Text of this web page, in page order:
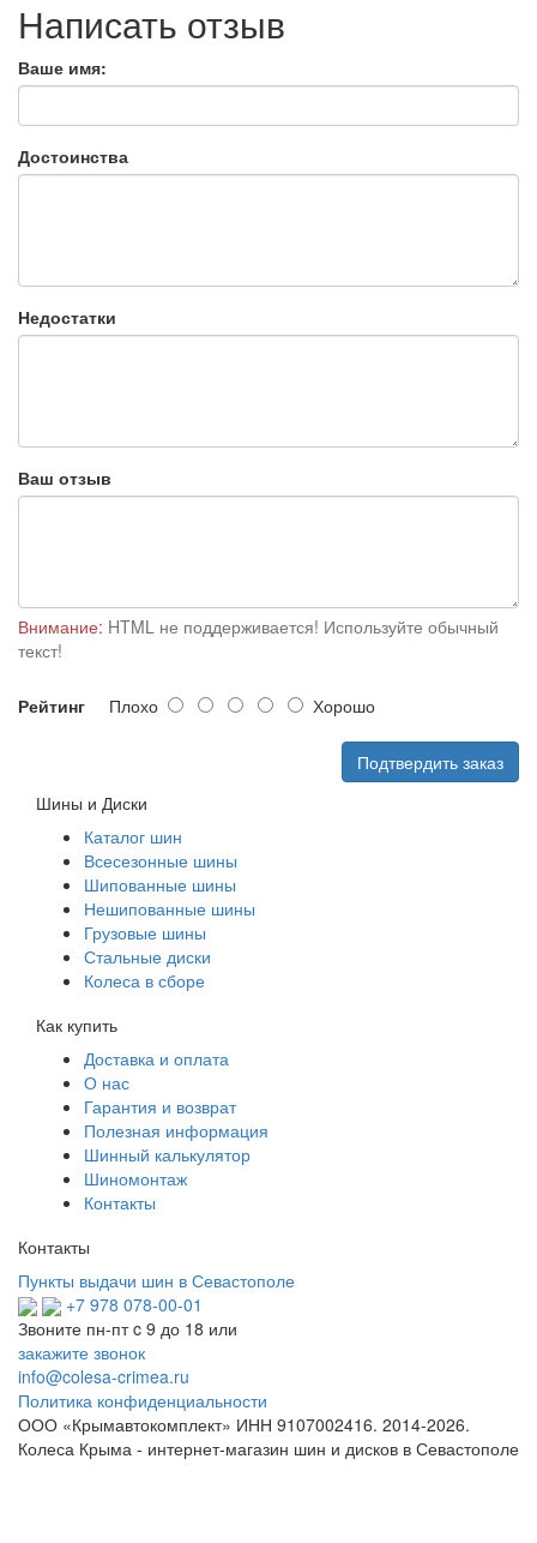
Написать отзыв
Ваше имя:
Достоинства
Недостатки
Ваш отзыв
Внимание: HTML не поддерживается! Используйте обычный
текст!
Рейтинг Плохо Хорошо
Подтвердить заказ
Шины и Диски
Каталог шин
Всесезонные шины
Шипованные шины
Нешипованные шины
Грузовые шины
Стальные диски
Колеса в сборе
Как купить
Доставка и оплата
О нас
Гарантия и возврат
Полезная информация
Шинный калькулятор
Шиномонтаж
Контакты
Контакты
Пункты выдачи шин в Севастополе
+7 978 078-00-01
Звоните пн-пт c 9 до 18 или
закажите звонок
info@colesa-crimea.ru
Политика конфиденциальности
ООО «Крымавтокомплект» ИНН 9107002416. 2014-2026.
Колеса Крыма - интернет-магазин шин и дисков в Севастополе